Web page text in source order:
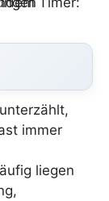
immer
liegen